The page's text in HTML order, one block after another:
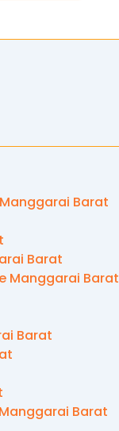
Barat
Barat
Manggarai Barat
Barat
Barat